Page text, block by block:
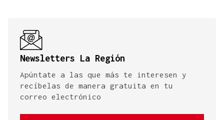
Newsletters La Región
Apúntate a las que más te interesen y
recíbelas de manera gratuita en tu
correo electrónico